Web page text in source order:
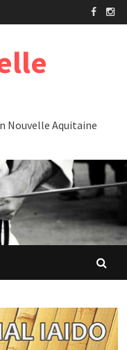
Nouvelle Aquitaine